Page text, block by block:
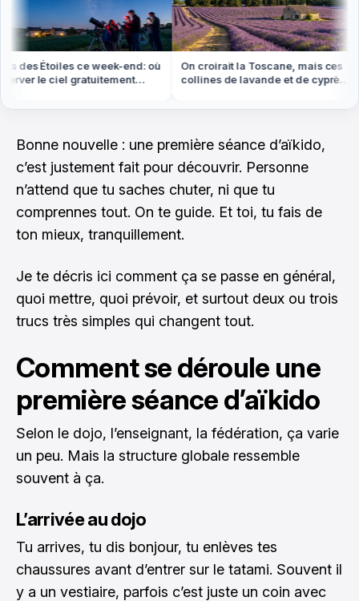
des Étoiles ce week-end: où
le ciel gratuitement
On croirait la Toscane, mais ces
collines de lavande et de cyprès
Bonne nouvelle : une première séance d’aïkido,
c’est justement fait pour découvrir. Personne
n’attend que tu saches chuter, ni que tu
comprennes tout. On te guide. Et toi, tu fais de
ton mieux, tranquillement.
Je te décris ici comment ça se passe en général,
quoi mettre, quoi prévoir, et surtout deux ou trois
trucs très simples qui changent tout.
Comment se déroule une
première séance d’aïkido
Selon le dojo, l’enseignant, la fédération, ça varie
un peu. Mais la structure globale ressemble
souvent à ça.
L’arrivée au dojo
Tu arrives, tu dis bonjour, tu enlèves tes
chaussures avant d’entrer sur le tatami. Souvent il
y a un vestiaire, parfois c’est juste un coin avec